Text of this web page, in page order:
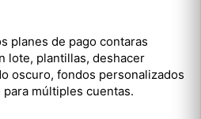
planes de pago contaras
lote, plantillas, deshacer
oscuro, fondos personalizados
múltiples cuentas.